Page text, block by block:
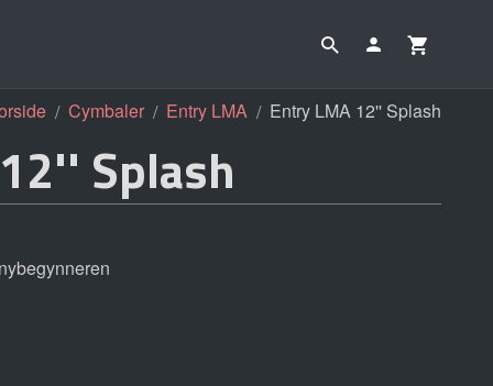
Cymbaler Entry LMA Entry LMA 12'' Splash
Splash